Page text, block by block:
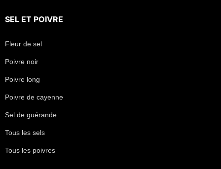
SEL ET POIVRE
Fleur de sel
Poivre noir
Poivre long
Poivre de cayenne
Sel de guérande
Tous les sels
Tous les poivres